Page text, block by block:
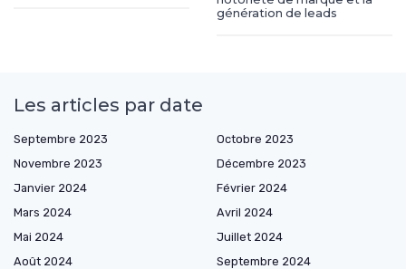
génération de leads
Les articles par date
Septembre 2023
Octobre 2023
Novembre 2023
Décembre 2023
Janvier 2024
Février 2024
Mars 2024
Avril 2024
Mai 2024
Juillet 2024
Août 2024
Septembre 2024